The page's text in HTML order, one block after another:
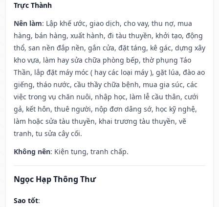
Trực Thành
Nên làm: Lập khế ước, giao dịch, cho vay, thu nợ, mua
hàng, bán hàng, xuất hành, đi tàu thuyền, khởi tạo, động
thổ, san nền đắp nền, gắn cửa, đặt táng, kê gác, dựng xây
kho vựa, làm hay sửa chữa phòng bếp, thờ phụng Táo
Thần, lắp đặt máy móc ( hay các loại máy ), gặt lúa, đào ao
giếng, tháo nước, cầu thầy chữa bệnh, mua gia súc, các
việc trong vụ chăn nuôi, nhập học, làm lễ cầu thân, cưới
gả, kết hôn, thuê người, nộp đơn dâng sớ, học kỹ nghệ,
làm hoặc sửa tàu thuyền, khai trương tàu thuyền, vẽ
tranh, tu sửa cây cối.
Không nên: Kiện tụng, tranh chấp.
Ngọc Hạp Thông Thư
Sao tốt: